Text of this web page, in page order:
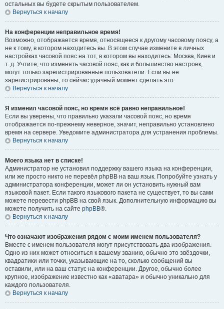
остальных вы будете скрытым пользователем.
Вернуться к началу
На конференции неправильное время!
Возможно, отображается время, относящееся к другому часовому поясу, а
не к тому, в котором находитесь вы. В этом случае измените в личных
настройках часовой пояс на тот, в котором вы находитесь: Москва, Киев и
т. д. Учтите, что изменять часовой пояс, как и большинство настроек,
могут только зарегистрированные пользователи. Если вы не
зарегистрированы, то сейчас удачный момент сделать это.
Вернуться к началу
Я изменил часовой пояс, но время всё равно неправильное!
Если вы уверены, что правильно указали часовой пояс, но время
отображается по-прежнему неверное, значит, неправильно установлено
время на сервере. Уведомите администратора для устранения проблемы.
Вернуться к началу
Моего языка нет в списке!
Администратор не установил поддержку вашего языка на конференции,
или же просто никто не перевёл phpBB на ваш язык. Попробуйте узнать у
администратора конференции, может ли он установить нужный вам
языковой пакет. Если такого языкового пакета не существует, то вы сами
можете перевести phpBB на свой язык. Дополнительную информацию вы
можете получить на сайте phpBB®.
Вернуться к началу
Что означают изображения рядом с моим именем пользователя?
Вместе с именем пользователя могут присутствовать два изображения.
Одно из них может относиться к вашему званию, обычно это звёздочки,
квадратики или точки, указывающие на то, сколько сообщений вы
оставили, или на ваш статус на конференции. Другое, обычно более
крупное, изображение известно как «аватара» и обычно уникально для
каждого пользователя.
Вернуться к началу